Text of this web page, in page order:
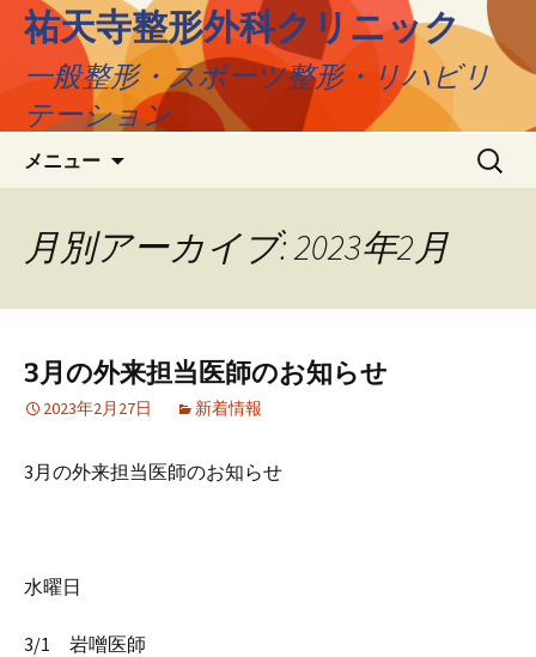
ツ
移
祐天寺整形外科クリニック
一般整形・スポーツ整形・リハビリ
テーション
メニュー
検
月別アーカイブ: 2023年2月
3月の外来担当医師のお知らせ
2023年2月27日 新着情報
3月の外来担当医師のお知らせ
水曜日
3/1 岩噌医師